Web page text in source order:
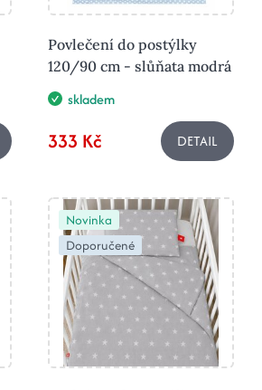
Povlečení do postýlky
120/90 cm - slůňata modrá
skladem
333 Kč DETAIL
Novinka
Doporučené